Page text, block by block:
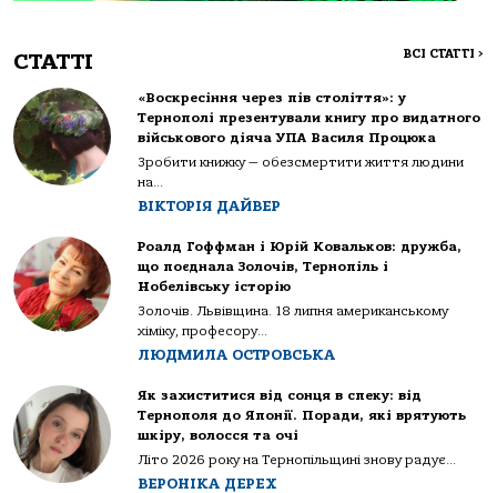
СТАТТІ ВСІ СТАТТІ >
«Воскресіння через пів століття»: у
Тернополі презентували книгу про видатного
військового діяча УПА Василя Процюка
Зробити книжку — обезсмертити життя людини
на...
ВІКТОРІЯ ДАЙВЕР
Роалд Гоффман і Юрій Ковальков: дружба,
що поєднала Золочів, Тернопіль і
Нобелівську історію
Золочів. Львівщина. 18 липня американському
хіміку, професору...
ЛЮДМИЛА ОСТРОВСЬКА
Як захиститися від сонця в спеку: від
Тернополя до Японії. Поради, які врятують
шкіру, волосся та очі
Літо 2026 року на Тернопільщині знову радує...
ВЕРОНІКА ДЕРЕХ